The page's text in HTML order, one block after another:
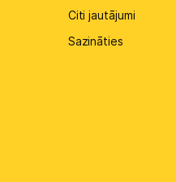
Citi jautājumi
Sazināties